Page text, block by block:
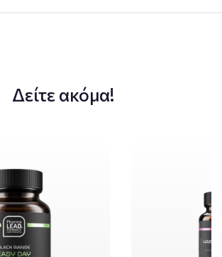
Δείτε ακόμα!